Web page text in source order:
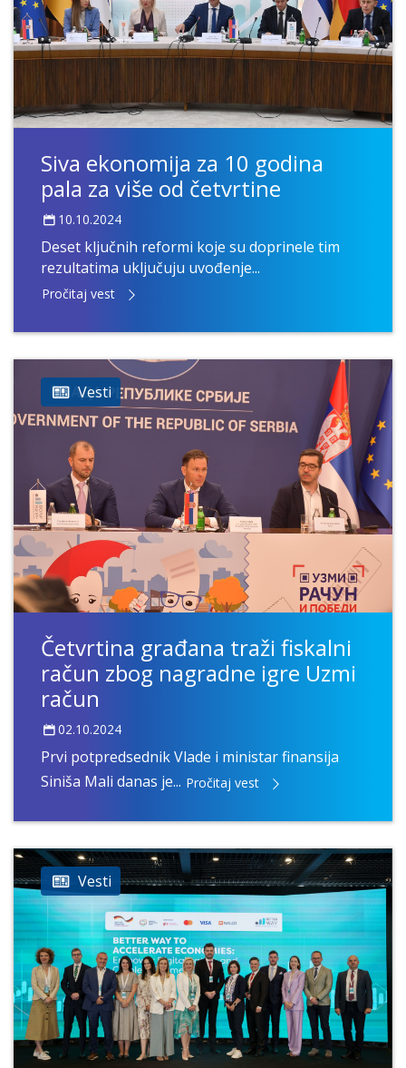
Siva ekonomija za 10 godina
pala za više od četvrtine
10.10.2024
Deset ključnih reformi koje su doprinele tim
rezultatima uključuju uvođenje...
Pročitaj vest
Vesti
Četvrtina građana traži fiskalni
račun zbog nagradne igre Uzmi
račun
02.10.2024
Prvi potpredsednik Vlade i ministar finansija
Siniša Mali danas je... Pročitaj vest
Vesti